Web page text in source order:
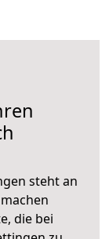
steht an
die bei